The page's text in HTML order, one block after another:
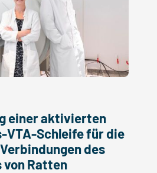
einer aktivierten
VTA-Schleife für die
des
von Ratten